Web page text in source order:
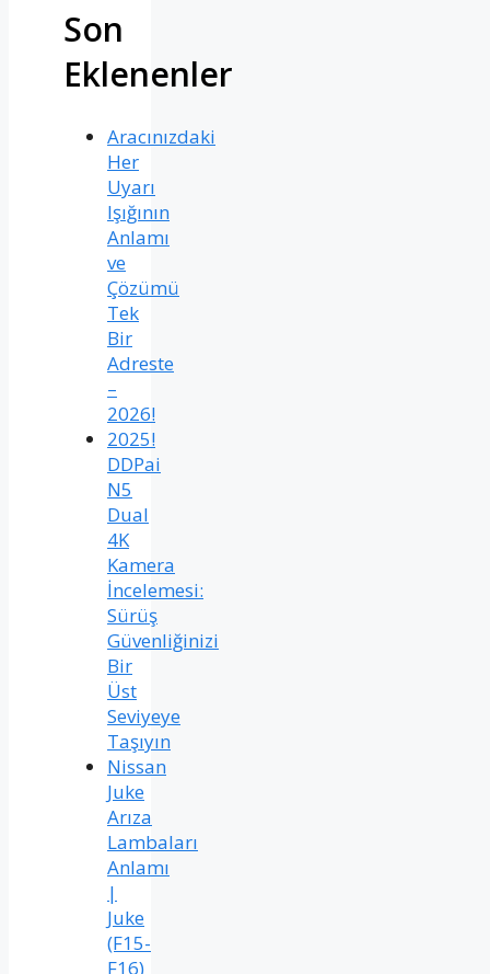
Son
Eklenenler
Aracınızdaki
Her
Uyarı
Işığının
Anlamı
ve
Çözümü
Tek
Bir
Adreste
–
2026!
2025!
DDPai
N5
Dual
4K
Kamera
İncelemesi:
Sürüş
Güvenliğinizi
Bir
Üst
Seviyeye
Taşıyın
Nissan
Juke
Arıza
Lambaları
Anlamı
|
Juke
(F15-
F16)